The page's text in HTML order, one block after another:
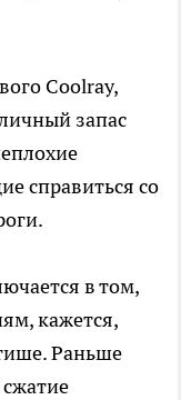
Coolray,
запас
справиться со
в том,
кажется,
Раньше